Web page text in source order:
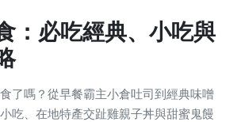
：必吃經典、小吃與
了嗎？從早餐霸主小倉吐司到經典味噌
吃、在地特產交趾雞親子丼與甜蜜鬼饅